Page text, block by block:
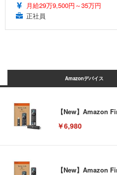
月給29万9,500円～35万円
正社員
Amazonデバイス
【New】Amazon
￥6,980
【New】Amazon